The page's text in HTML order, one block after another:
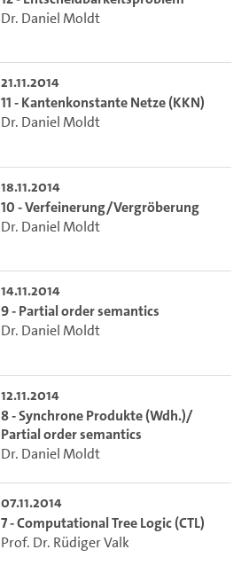
Dr. Daniel Moldt
21.11.2014
11 - Kantenkonstante Netze (KKN)
Dr. Daniel Moldt
18.11.2014
10 - Verfeinerung/Vergröberung
Dr. Daniel Moldt
14.11.2014
9 - Partial order semantics
Dr. Daniel Moldt
12.11.2014
8 - Synchrone Produkte (Wdh.)/
Partial order semantics
Dr. Daniel Moldt
07.11.2014
7 - Computational Tree Logic (CTL)
Prof. Dr. Rüdiger Valk